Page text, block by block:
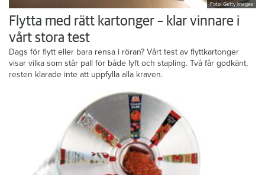
Foto: Getty Images
Flytta med rätt kartonger – klar vinnare i
vårt stora test
Dags för flytt eller bara rensa i röran? Vårt test av flyttkartonger
visar vilka som står pall för både lyft och stapling. Två får godkänt,
resten klarade inte att uppfylla alla kraven.